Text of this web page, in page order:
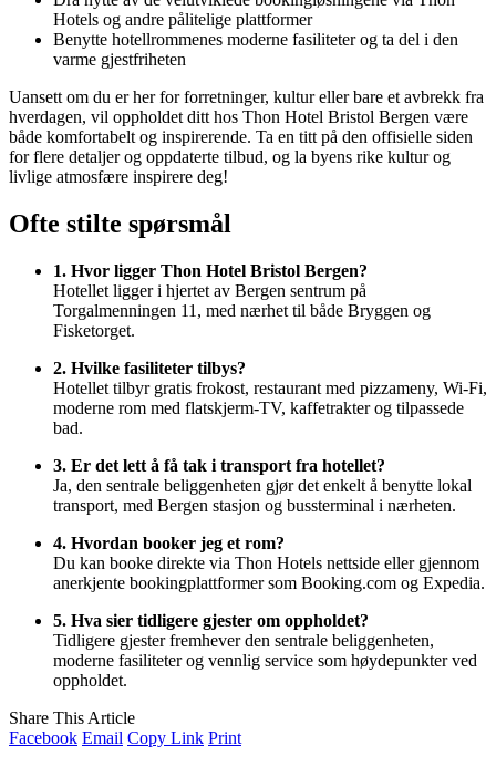
Hotels og andre pålitelige plattformer
Benytte hotellrommenes moderne fasiliteter og ta del i den
varme gjestfriheten
Uansett om du er her for forretninger, kultur eller bare et avbrekk fra
hverdagen, vil oppholdet ditt hos Thon Hotel Bristol Bergen være
både komfortabelt og inspirerende. Ta en titt på den offisielle siden
for flere detaljer og oppdaterte tilbud, og la byens rike kultur og
livlige atmosfære inspirere deg!
Ofte stilte spørsmål
1. Hvor ligger Thon Hotel Bristol Bergen?
Hotellet ligger i hjertet av Bergen sentrum på
Torgalmenningen 11, med nærhet til både Bryggen og
Fisketorget.
2. Hvilke fasiliteter tilbys?
Hotellet tilbyr gratis frokost, restaurant med pizzameny, Wi-Fi,
moderne rom med flatskjerm-TV, kaffetrakter og tilpassede
bad.
3. Er det lett å få tak i transport fra hotellet?
Ja, den sentrale beliggenheten gjør det enkelt å benytte lokal
transport, med Bergen stasjon og bussterminal i nærheten.
4. Hvordan booker jeg et rom?
Du kan booke direkte via Thon Hotels nettside eller gjennom
anerkjente bookingplattformer som Booking.com og Expedia.
5. Hva sier tidligere gjester om oppholdet?
Tidligere gjester fremhever den sentrale beliggenheten,
moderne fasiliteter og vennlig service som høydepunkter ved
oppholdet.
Share This Article
Facebook Email Copy Link Print